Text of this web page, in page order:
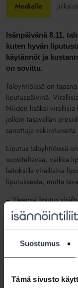
Suostumus
Tämä sivusto
Medialle
Isänpäivänä 8.11.
kuten hyvän
käytännöt ja
on sovittu.
Taloyhtiöissä on
liputuspäivinä.
Niiden lisäksi virallisia
jolloin tasavallan
sanottuja
Liputus taloyhtiöissä
suositeltavaa, vaikka
laitoksilla virallisina
liputuksesta, mutta
− Yleensä liputus
taloyhtiöissä
jolloin liputusvuorot
Huoltosopimukseen
huoltosopimukseen.